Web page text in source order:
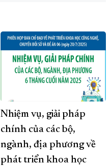
Nhiệm vụ, giải pháp
chính của các bộ,
ngành, địa phương về
phát triển khoa học